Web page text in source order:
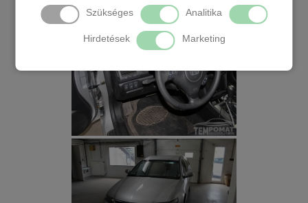
Szükséges Analitika
Hirdetések Marketing